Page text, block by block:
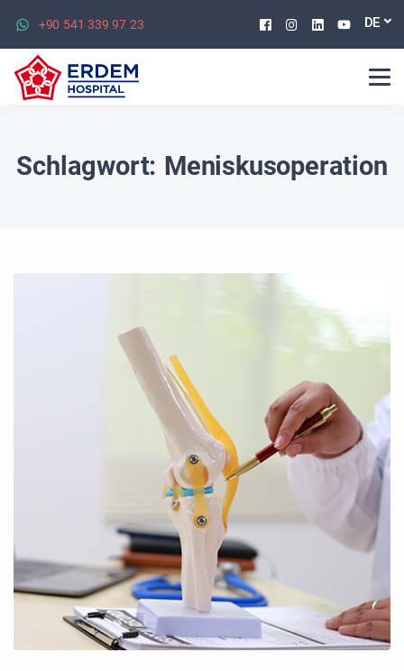
+90 541 339 97 23 Facebook
Instagram
Linkedin
DE
Schlagwort: Meniskusoperation